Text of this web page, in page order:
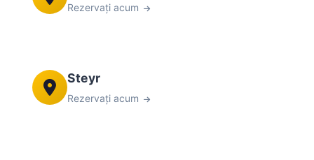
Rezervați acum
Steyr
Rezervați acum